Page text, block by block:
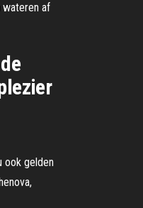
wateren af
ook gelden